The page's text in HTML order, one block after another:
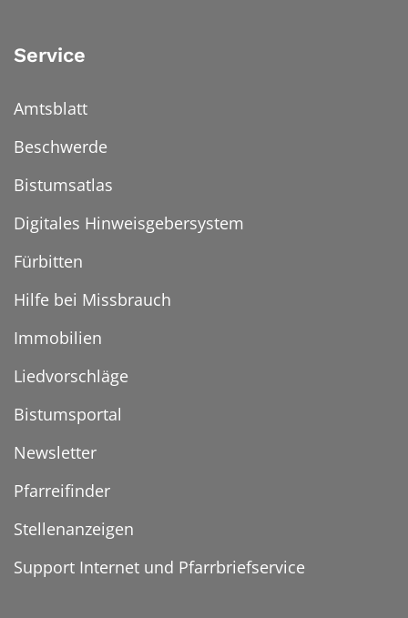
Service
Amtsblatt
Beschwerde
Bistumsatlas
Digitales Hinweisgebersystem
Fürbitten
Hilfe bei Missbrauch
Immobilien
Liedvorschläge
Bistumsportal
Newsletter
Pfarreifinder
Stellenanzeigen
Support Internet und Pfarrbriefservice